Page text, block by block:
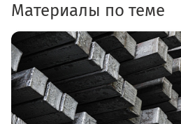
Материалы по теме